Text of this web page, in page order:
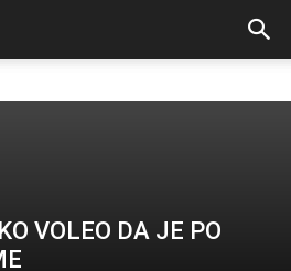
VOLEO DA JE PO